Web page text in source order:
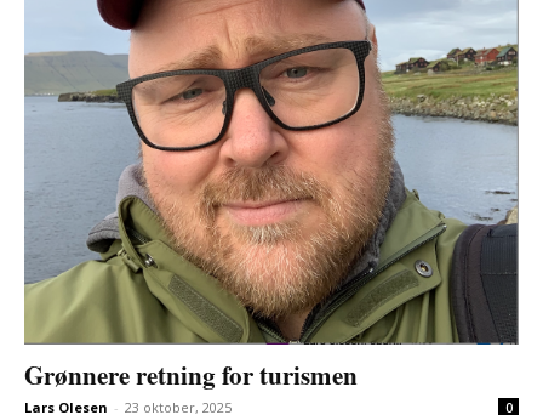
Grønnere retning for turismen
Lars Olesen - 23 oktober, 2025 0